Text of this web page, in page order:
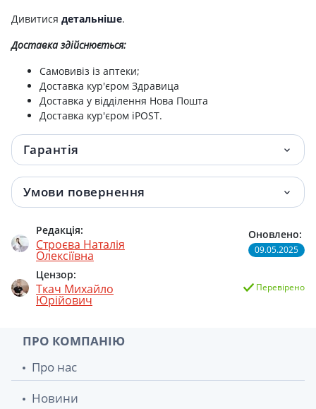
Стевії листя 1,5г ф/п №20
Фіточай іван-чай 1,5г пак №20
Пижми квітки 75г
Фенхеля плоди 1,5г №20
Солодки корень фільтр-пак 1,5г №20 88.40 грн.
Ісландський мох фільтр-пак 1,5г №20 94.10 грн.
Пол-пала трава 40г 133.30 грн.
Солодки корені 100г
Марля н/ст 10м
Дивитися детальніше.
Доставка здійснюється:
Самовивіз із аптеки;
Доставка кур'єром Здравица
Доставка у відділення Нова Пошта
Доставка кур'єром iPOST.
Гарантія
Умови повернення
Редакція:
Строєва Наталія
Олексіївна
Цензор:
Ткач Михайло
Юрійович
Оновлено:
09.05.2025
Перевірено
ПРО КОМПАНІЮ
Про нас
Новини